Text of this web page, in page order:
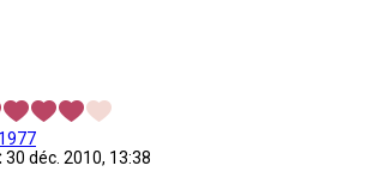
30 déc. 2010, 13:38